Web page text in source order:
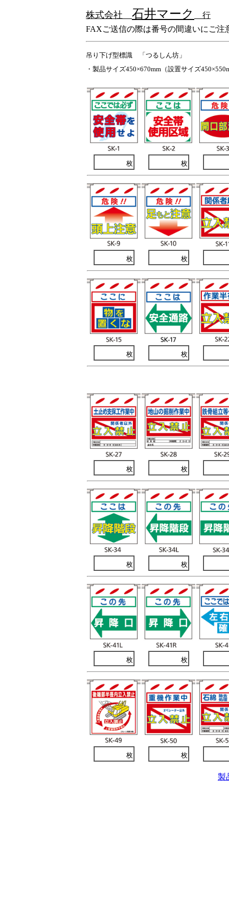
株式会社 石井マーク
行
FAXご送信の際は番号の間違いにご注
吊り下げ型標識 「つるしん坊」
・製品サイズ450×670mm（設置サイズ
枚 枚
枚 枚
枚 枚
枚 枚
枚 枚
枚 枚
枚 枚
製